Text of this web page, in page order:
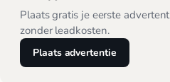
Plaats gratis je eerste
zonder leadkosten.
Plaats advertentie